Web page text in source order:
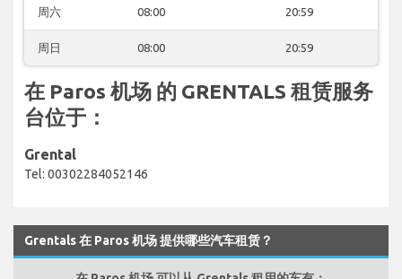
周六 08:00 20:59
周日 08:00 20:59
在 Paros 机场 的 GRENTALS 租赁服务
台位于：
Grental
Tel: 00302284052146
Grentals 在 Paros 机场 提供哪些汽车租赁？